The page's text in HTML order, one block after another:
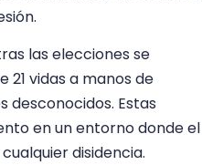
las elecciones se
vidas a manos de
desconocidos. Estas
en un entorno donde el
disidencia.